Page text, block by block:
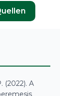
(2022). A